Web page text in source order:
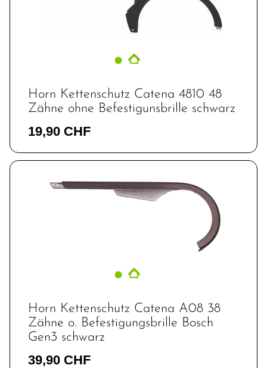
Horn Kettenschutz Catena 4810 48
Zähne ohne Befestigunsbrille schwarz
19,90 CHF
Horn Kettenschutz Catena A08 38
Zähne o. Befestigungsbrille Bosch
Gen3 schwarz
39,90 CHF